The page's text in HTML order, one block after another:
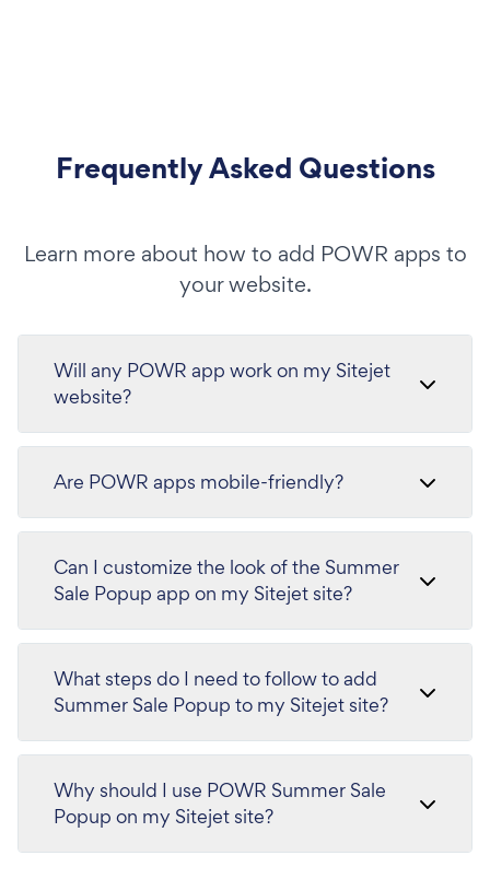
Frequently Asked Questions
Learn more about how to add POWR apps to
your website.
Will any POWR app work on my Sitejet
website?
Are POWR apps mobile-friendly?
Can I customize the look of the Summer
Sale Popup app on my Sitejet site?
What steps do I need to follow to add
Summer Sale Popup to my Sitejet site?
Why should I use POWR Summer Sale
Popup on my Sitejet site?